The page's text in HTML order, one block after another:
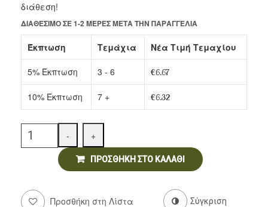
Ντελικατέσεν
Νιφάδες & Σπόροι Δημητριακών
διάθεση!
ΔΙΑΘΈΣΙΜΟ ΣΕ 1-2 ΜΈΡΕΣ ΜΕΤΆ ΤΗΝ ΠΑΡΑΓΓΕΛΊΑ
Έκπτωση Τεμάχια Νέα Τιμή Τεμαχίου
5% Έκπτωση 3 - 6 €6.67
10% Έκπτωση 7 + €6.32
- +
ΠΡΟΣΘΉΚΗ ΣΤΟ ΚΑΛΆΘΙ
Προσθήκη στη Λίστα Σύγκριση